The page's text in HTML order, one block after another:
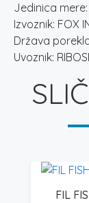
Jedinica
Izvoznik: FOX
Država
Uvoznik:
FIL